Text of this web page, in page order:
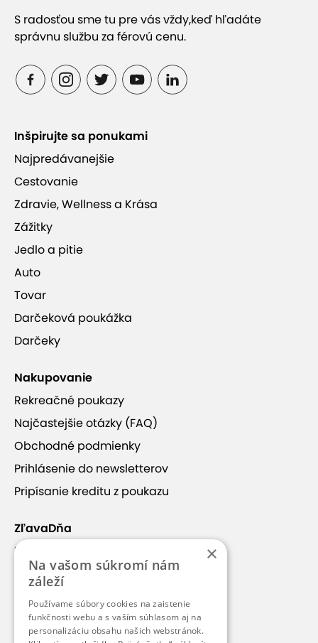
S radosťou sme tu pre vás vždy,keď hľadáte
správnu službu za férovú cenu.
Inšpirujte sa ponukami
Najpredávanejšie
Cestovanie
Zdravie, Wellness a Krása
Zážitky
Jedlo a pitie
Auto
Tovar
Darčeková poukážka
Darčeky
Nakupovanie
Rekreačné poukazy
Najčastejšie otázky (FAQ)
Obchodné podmienky
Prihlásenie do newsletterov
Pripísanie kreditu z poukazu
ZľavaDňa
Náš príbeh
Kontakt
Kariéra
Blog
×
Na vašom súkromí nám
záleží
Používame súbory cookies na zaistenie
funkčnosti webu a s vaším súhlasom aj na
personalizáciu obsahu našich webstránok.